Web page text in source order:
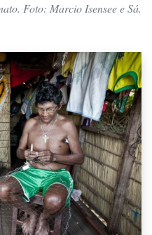
Foto: Marcio Isensee e Sá.